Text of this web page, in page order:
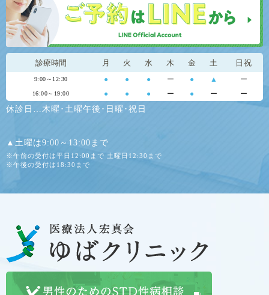
診療時間 月 火 水 木 金 土 日祝
9:00～12:30 ● ● ● ー ● ▲ ー
16:00～19:00 ● ● ● ー ● ー ー
休診日…木曜･土曜午後･日曜･祝日
▲土曜は9:00～13:00まで
※午前の受付は平日12:00まで 土曜日12:30まで
※午後の受付は18:30まで